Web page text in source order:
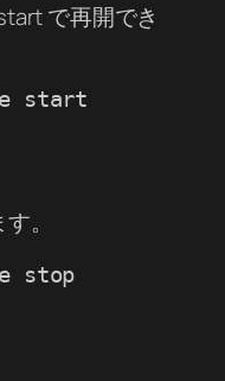
で再開でき
。